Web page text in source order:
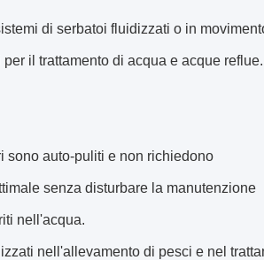
di serbatoi fluidizzati o in
il trattamento di acqua e acque reflue.
sono auto-puliti e non richiedono
senza disturbare la manutenzione
nell'acqua.
nell'allevamento di pesci e nel